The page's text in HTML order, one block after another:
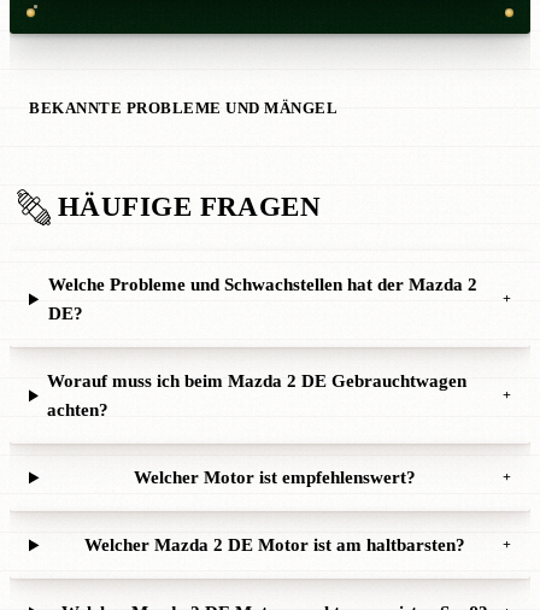
BEKANNTE PROBLEME UND MÄNGEL
HÄUFIGE FRAGEN
Welche Probleme und Schwachstellen hat der Mazda 2
DE?
+
Worauf muss ich beim Mazda 2 DE Gebrauchtwagen
achten?
+
Welcher Motor ist empfehlenswert? +
Welcher Mazda 2 DE Motor ist am haltbarsten? +